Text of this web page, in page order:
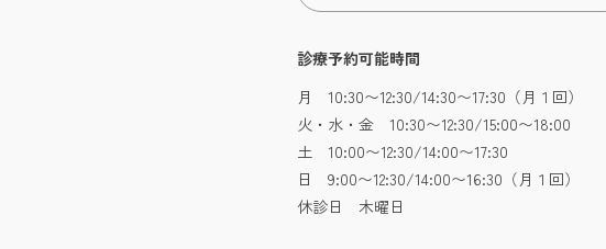
診療予約可能時間
月 10:30〜12:30/14:30〜17:30（月１回）
火・水・金 10:30〜12:30/15:00〜18:00
土 10:00〜12:30/14:00〜17:30
日 9:00〜12:30/14:00〜16:30（月１回）
休診日 木曜日